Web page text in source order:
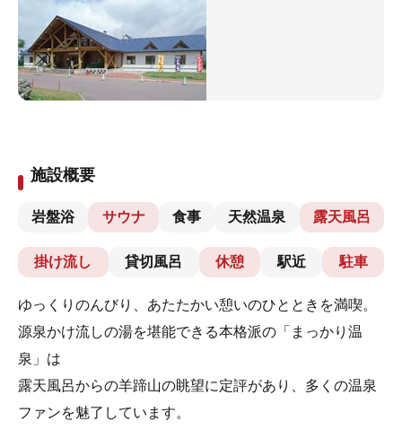
施設概要
岩盤浴 サウナ 食事 天然温泉 露天風呂
掛け流し 貸切風呂 休憩 駅近 駐車
ゆっくりのんびり、あたたかい憩いのひとときを満喫。
源泉かけ流しの湯を堪能できる本格派の「まっかり温
泉」は
露天風呂からの羊蹄山の眺望に定評があり、多くの温泉
ファンを魅了しています。